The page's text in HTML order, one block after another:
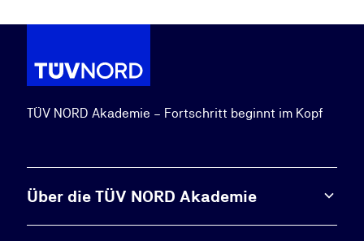
TÜV NORD Akademie – Fortschritt beginnt im Kopf
Über die TÜV NORD Akademie